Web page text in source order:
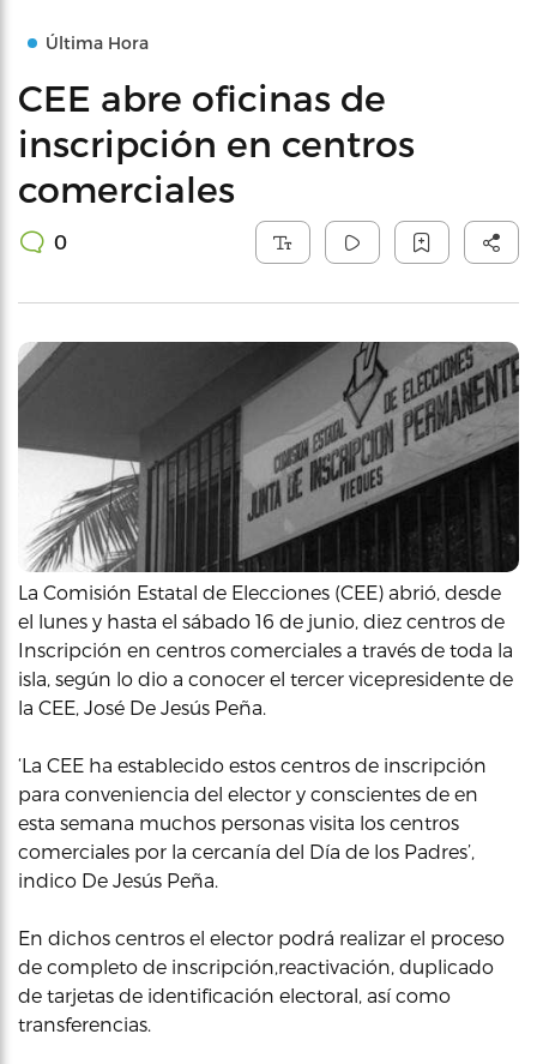
Última Hora
CEE abre oficinas de
inscripción en centros
comerciales
0
La Comisión Estatal de Elecciones (CEE) abrió, desde
el lunes y hasta el sábado 16 de junio, diez centros de
Inscripción en centros comerciales a través de toda la
isla, según lo dio a conocer el tercer vicepresidente de
la CEE, José De Jesús Peña.
‘La CEE ha establecido estos centros de inscripción
para conveniencia del elector y conscientes de en
esta semana muchos personas visita los centros
comerciales por la cercanía del Día de los Padres’,
indico De Jesús Peña.
En dichos centros el elector podrá realizar el proceso
de completo de inscripción,reactivación, duplicado
de tarjetas de identificación electoral, así como
transferencias.